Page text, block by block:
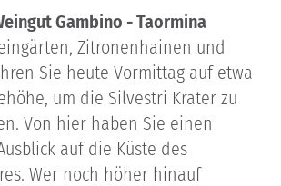
Gambino - Taormina
Zitronenhainen und
Sie heute Vormittag auf etwa
um die Silvestri Krater zu
Von hier haben Sie einen
auf die Küste des
Wer noch höher hinauf